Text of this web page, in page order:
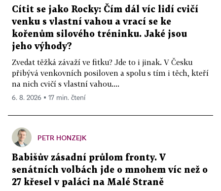
Cítit se jako Rocky: Čím dál víc lidí cvičí
venku s vlastní vahou a vrací se ke
kořenům silového tréninku. Jaké jsou
jeho výhody?
Zvedat těžká závaží ve fitku? Jde to i jinak. V Česku
přibývá venkovních posiloven a spolu s tím i těch, kteří
na nich cvičí s vlastní vahou....
6. 8. 2026 ▪ 17 min. čtení
PETR HONZEJK
Babišův zásadní průlom fronty. V
senátních volbách jde o mnohem víc než o
27 křesel v paláci na Malé Straně